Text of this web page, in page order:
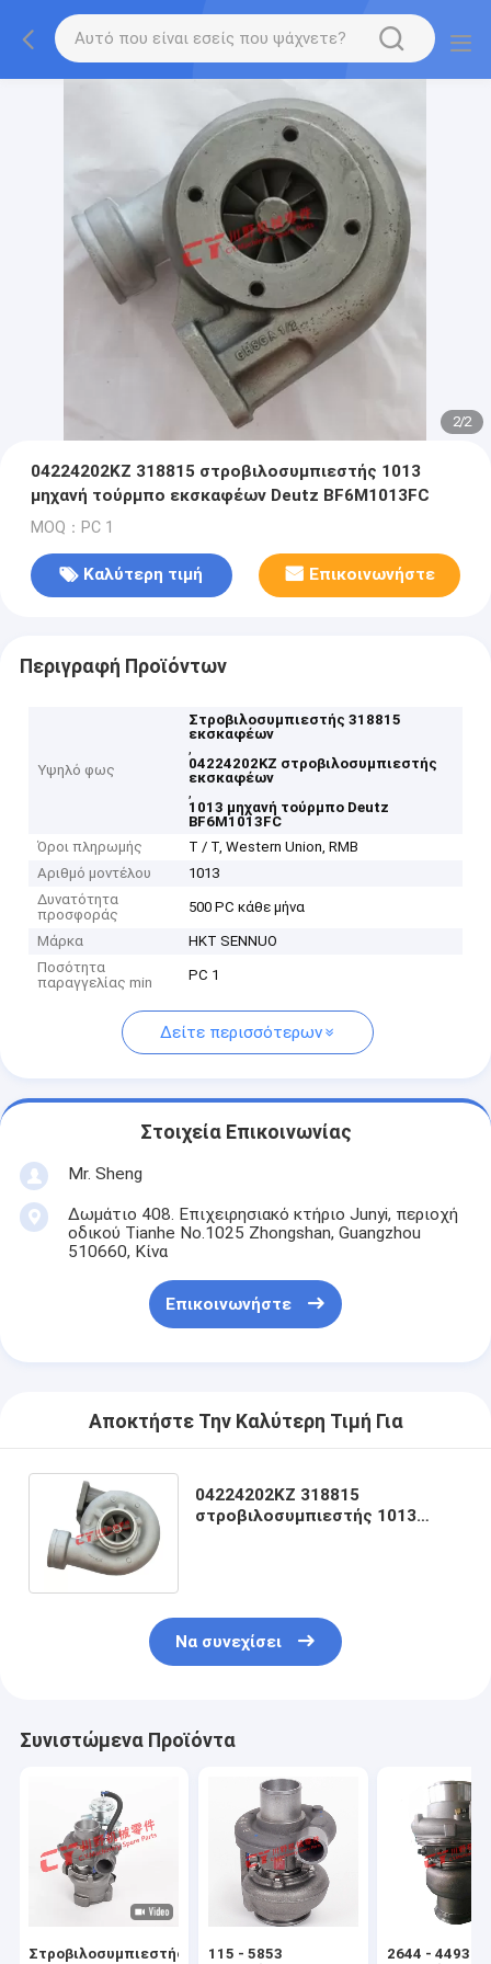
2/2
04224202KZ 318815 στροβιλοσυμπιεστής 1013
μηχανή τούρμπο εκσκαφέων Deutz BF6M1013FC
MOQ：PC 1
Καλύτερη τιμή Επικοινωνήστε
Περιγραφή Προϊόντων
Υψηλό φως
Στροβιλοσυμπιεστής 318815
εκσκαφέων
,
04224202KZ στροβιλοσυμπιεστής
εκσκαφέων
,
1013 μηχανή τούρμπο Deutz
BF6M1013FC
Όροι πληρωμής
T / Τ, Western Union, RMB
Αριθμό μοντέλου
1013
Δυνατότητα
προσφοράς
500 PC κάθε μήνα
Μάρκα
HKT SENNUO
Ποσότητα
παραγγελίας min
PC 1
Δείτε περισσότερων
Στοιχεία Επικοινωνίας
Mr. Sheng
Δωμάτιο 408. Επιχειρησιακό κτήριο Junyi, περιοχή
οδικού Tianhe No.1025 Zhongshan, Guangzhou
510660, Κίνα
Επικοινωνήστε
Αποκτήστε Την Καλύτερη Τιμή Για
04224202KZ 318815
στροβιλοσυμπιεστής 1013
Να συνεχίσει
Συνιστώμενα Προϊόντα
Στροβιλοσυμπιεστής
115 - 5853
2644 - 4493